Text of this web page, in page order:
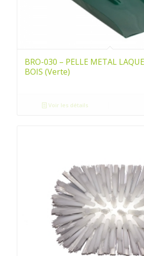
BRO-030 – PELLE METAL
BOIS (Verte)
Voir les détails